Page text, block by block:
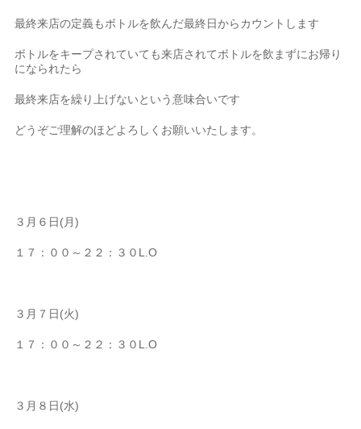
最終来店の定義もボトルを飲んだ最終日からカウントします
ボトルをキープされていても来店されてボトルを飲まずにお帰り
になられたら
最終来店を繰り上げないという意味合いです
どうぞご理解のほどよろしくお願いいたします。
３月６日(月)
１７：００～２２：３０L.O
３月７日(火)
１７：００～２２：３０L.O
３月８日(水)